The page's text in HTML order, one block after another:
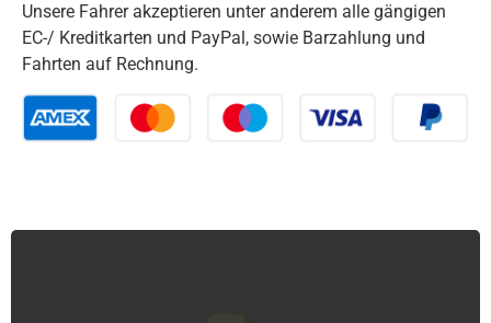
Unsere Fahrer akzeptieren unter anderem alle gängigen
EC-/ Kreditkarten und PayPal, sowie Barzahlung und
Fahrten auf Rechnung.